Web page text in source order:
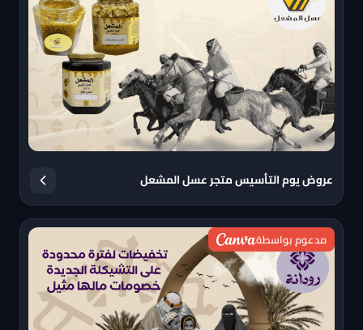
عروض يوم التأسيس متجر عسل المشعل
مدعوم بواسطة